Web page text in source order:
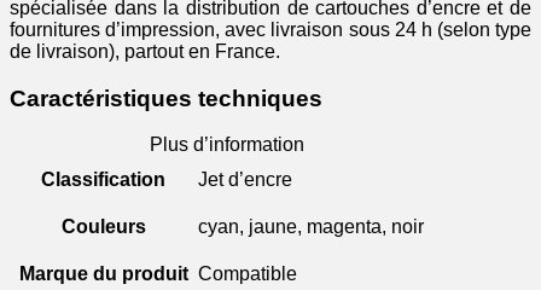
spécialisée dans la distribution de cartouches d’encre et de
fournitures d’impression, avec livraison sous 24 h (selon type
de livraison), partout en France.
Caractéristiques techniques
Plus d’information
Classification
Jet d’encre
Couleurs cyan, jaune, magenta, noir
Marque du produit Compatible